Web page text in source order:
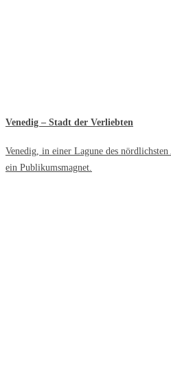
Venedig – Stadt der Verliebten
Venedig, in einer Lagune des
ein Publikumsmagnet.